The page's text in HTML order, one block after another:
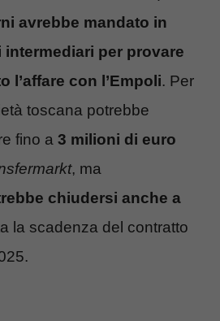
avrebbe mandato in
per provare
l’affare con l’Empoli. Per
toscana potrebbe
fino a 3 milioni di euro
, ma
chiudersi anche a
la scadenza del contratto